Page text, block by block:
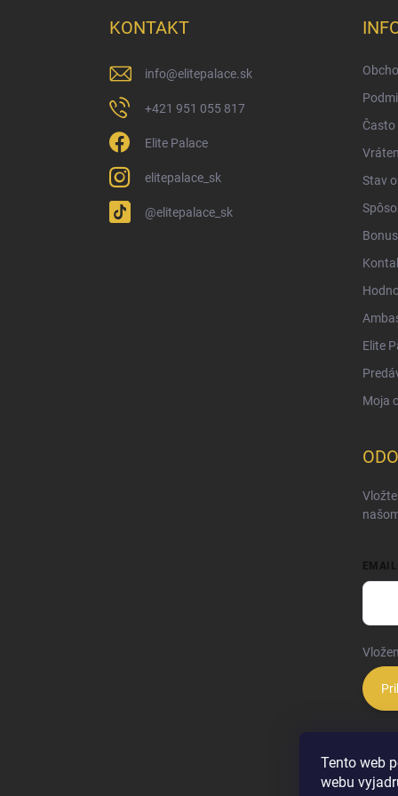
Tento web
webu
KONTAKT
info@elitepalace.sk
+421 951 055 817
Elite Palace
elitepalace_sk
@elitepalace_sk
Stav
Elite
Moja
EMAIL